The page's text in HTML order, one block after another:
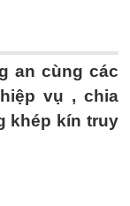
an cùng các
vụ , chia
khép kín truy